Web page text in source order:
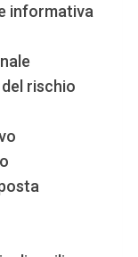
informativa
rischio